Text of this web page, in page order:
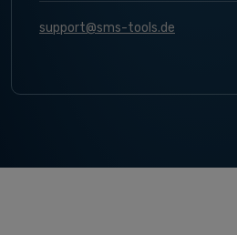
support@sms-tools.de